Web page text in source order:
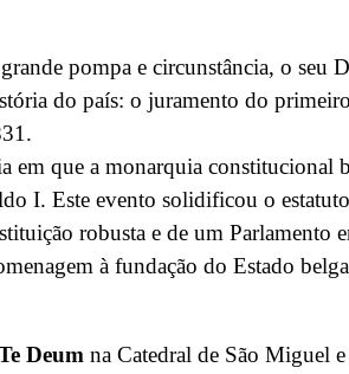
pompa e circunstância, o seu
do país: o juramento do
em que a monarquia constitucional
I. Este evento solidificou o
robusta e de um Parlamento
à fundação do Estado belga
Deum na Catedral de São Miguel e